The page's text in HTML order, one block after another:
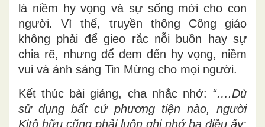
là niềm hy vọng và sự sống mới cho con
người. Vì thế, truyền thông Công giáo
không phải để gieo rắc nỗi buồn hay sự
chia rẽ, nhưng để đem đến hy vọng, niềm
vui và ánh sáng Tin Mừng cho mọi người.
Kết thúc bài giảng, cha nhắc nhở: “….Dù
sử dụng bất cứ phương tiện nào, người
Kitô hữu cũng phải luôn ghi nhớ ba điều ấy: